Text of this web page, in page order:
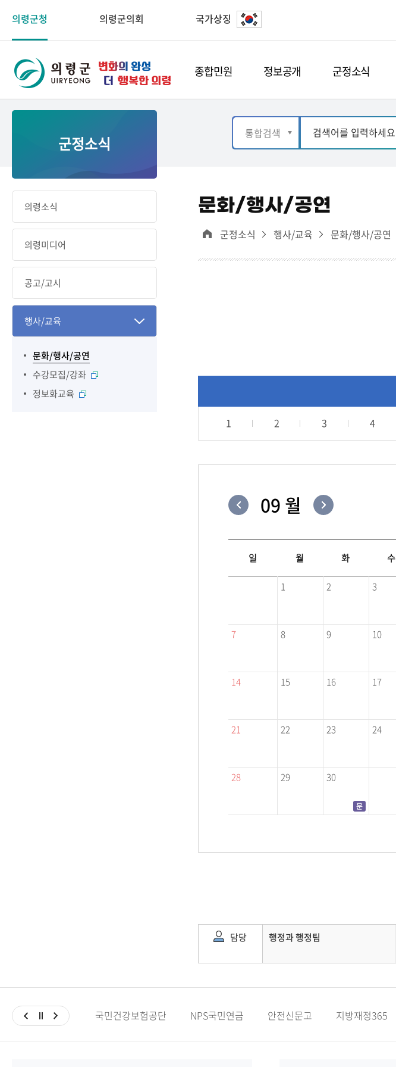
의령군청 의령군의회 국가상징
종합민원 정보공개 군정소식
군정소식
의령소식
의령미디어
공고/고시
행사/교육
문화/행사/공연
수강모집/강좌
정보화교육
문화/행사/공연
군정소식 행사/교육 문화/행사/공연
1 2 3 4
09 월
일 월 화 수
1 2 3
7 8 9 10
14 15 16 17
21 22 23 24
28 29 30
문
담당 행정과 행정팀
국민건강보험공단 NPS국민연금 안전신문고 지방재정365